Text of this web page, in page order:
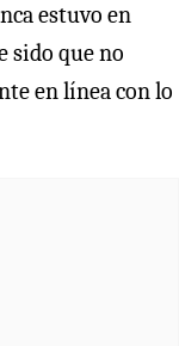
estuvo en
sido que no
en línea con lo